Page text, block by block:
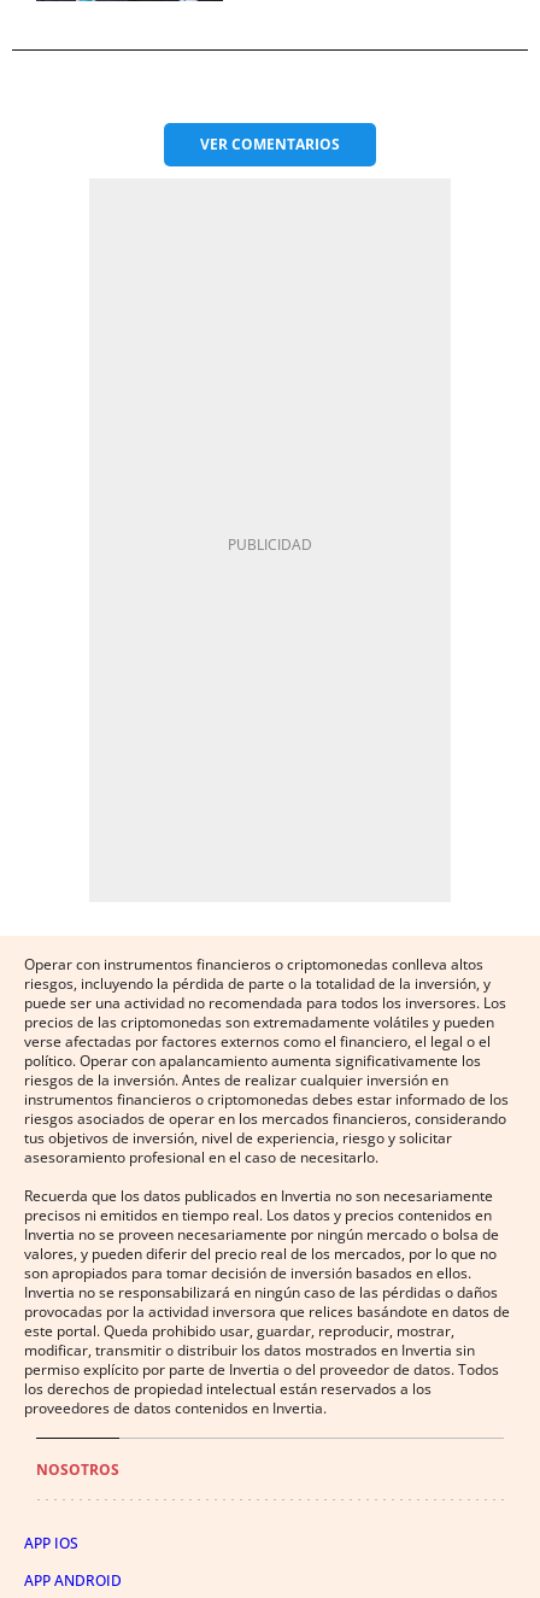
VERCOMENTARIOS
Operar con instrumentos financieros o criptomonedas conlleva altos
riesgos, incluyendo la pérdida de parte o la totalidad de la inversión, y
puede ser una actividad no recomendada para todos los inversores. Los
precios de las criptomonedas son extremadamente volátiles y pueden
verse afectadas por factores externos como el financiero, el legal o el
político. Operar con apalancamiento aumenta significativamente los
riesgos de la inversión. Antes de realizar cualquier inversión en
instrumentos financieros o criptomonedas debes estar informado de los
riesgos asociados de operar en los mercados financieros, considerando
tus objetivos de inversión, nivel de experiencia, riesgo y solicitar
asesoramiento profesional en el caso de necesitarlo.
Recuerda que los datos publicados en Invertia no son necesariamente
precisos ni emitidos en tiempo real. Los datos y precios contenidos en
Invertia no se proveen necesariamente por ningún mercado o bolsa de
valores, y pueden diferir del precio real de los mercados, por lo que no
son apropiados para tomar decisión de inversión basados en ellos.
Invertia no se responsabilizará en ningún caso de las pérdidas o daños
provocadas por la actividad inversora que relices basándote en datos de
este portal. Queda prohibido usar, guardar, reproducir, mostrar,
modificar, transmitir o distribuir los datos mostrados en Invertia sin
permiso explícito por parte de Invertia o del proveedor de datos. Todos
los derechos de propiedad intelectual están reservados a los
proveedores de datos contenidos en Invertia.
NOSOTROS
APP IOS
APP ANDROID